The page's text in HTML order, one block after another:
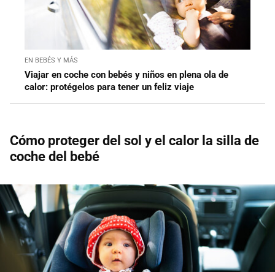
EN BEBÉS Y MÁS
Viajar en coche con bebés y niños en plena ola de
calor: protégelos para tener un feliz viaje
Cómo proteger del sol y el calor la silla de
coche del bebé